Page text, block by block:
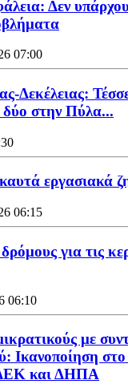
Δεν
07:00
Δεκέλειας:
στην Πύλα...
εργασιακά
06:15
για τις
06:10
με
Ικανοποίηση
και ΔΗΠΑ